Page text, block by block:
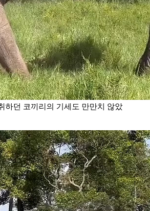
하던 코끼리의 기세도 만만치 않았